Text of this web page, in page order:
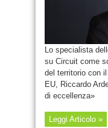
Lo specialista
su Circuit come
del territorio con
EU, Riccardo
di eccellenza»
Leggi Articolo »